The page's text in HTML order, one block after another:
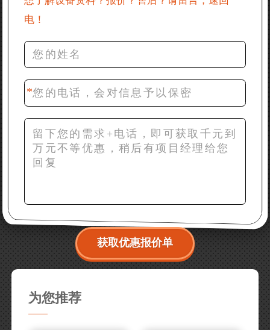
36分钟前 罗先生：每小时100吨左右的鄂破和反击破，
42分钟前 梁先生：膨润土磨到200目，用什么磨粉设
备？
电！
获取优惠报价单
为您推荐